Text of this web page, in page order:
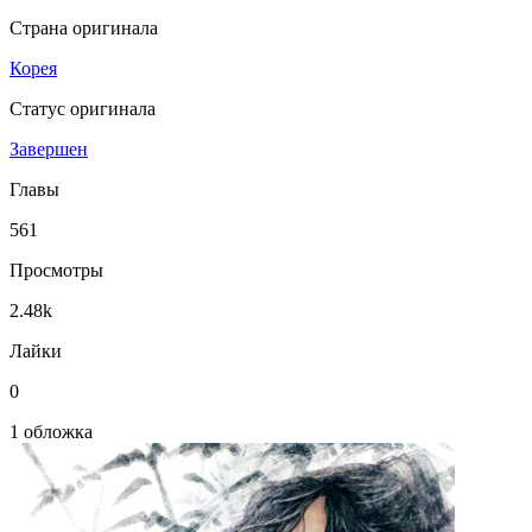
Страна оригинала
Корея
Статус оригинала
Завершен
Главы
561
Просмотры
2.48k
Лайки
0
1 обложка